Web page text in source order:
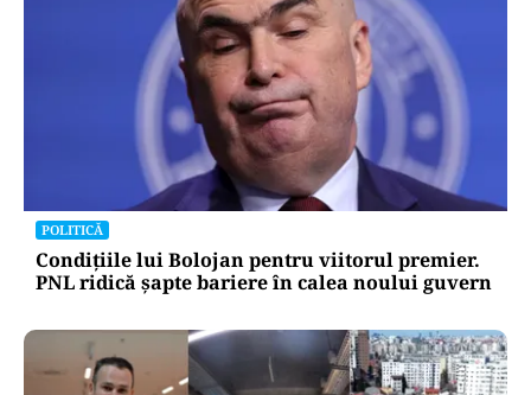
POLITICĂ
Condițiile lui Bolojan pentru viitorul premier.
PNL ridică șapte bariere în calea noului guvern